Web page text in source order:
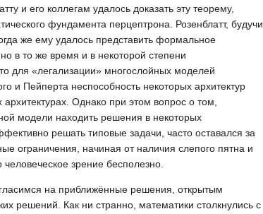
и его коллегам удалось доказать эту теорему,
фундамента перцептрона. Розенблатт, будучи
же ему удалось представить формальное
в то же время и в некоторой степени
для «легализации» многослойных моделей
и Пейперта неспособность некоторых архитектур
Однако при этом вопрос о том,
модели находить решения в некоторых
решать типовые задачи, часто оставался за
ограничения, начиная от наличия слепого пятна и
зрение бесполезно.
на приближённые решения, открытым
решений. Как ни странно, математики столкнулись с